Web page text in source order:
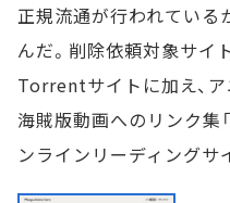
正規流通が行われている
んだ。削除依頼対象サイ
Torrentサイトに加え、ア
海賊版動画へのリンク集
ンラインリーディングサ